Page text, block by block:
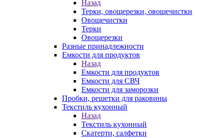
Назад
Терки, овощерезки, овощечистки
Овощечистки
Терки
Овощерезки
Разные принадлежности
Емкости для продуктов
Назад
Емкости для продуктов
Емкости для СВЧ
Емкости для заморозки
Пробки, решетки для раковины
Текстиль кухонный
Назад
Текстиль кухонный
Скатерти, салфетки